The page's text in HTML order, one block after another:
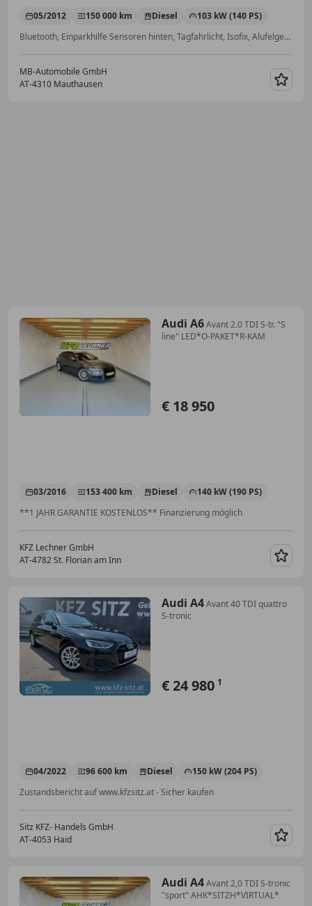
05/2012 150 000 km Diesel
103 kW (140 PS)
Bluetooth, Einparkhilfe Sensoren hinten, Tagfahrlicht, Isofix, Alufelgen, Klimaautomatik, Sitzheizung, Xenonscheinwerfer
MB-Automobile GmbH
AT-4310 Mauthausen
Audi A6Avant 2.0 TDI S-tr. "S
line" LED*O-PAKET*R-KAM
€ 18 950
03/2016 153 400 km Diesel
140 kW (190 PS)
**1 JAHR GARANTIE KOSTENLOS** Finanzierung möglich
KFZ Lechner GmbH
AT-4782 St. Florian am Inn
Audi A4Avant 40 TDI quattro
S-tronic
€ 24 980 1
04/2022 96 600 km Diesel
150 kW (204 PS)
Zustandsbericht auf www.kfzsitz.at - Sicher kaufen
Sitz KFZ- Handels GmbH
AT-4053 Haid
Audi A4Avant 2,0 TDI S-tronic
"sport" AHK*SITZH*VIRTUAL*